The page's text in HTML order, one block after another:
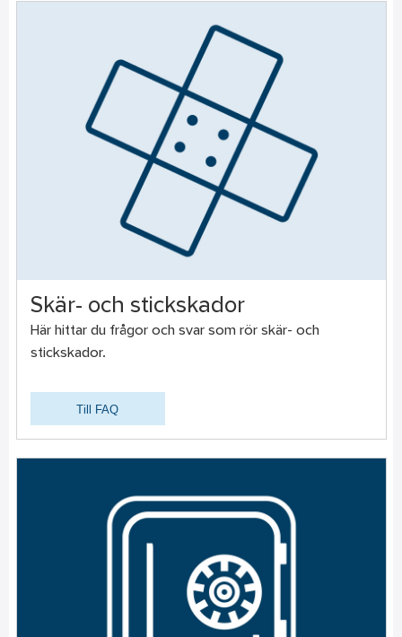
Skär- och stickskador
Här hittar du frågor och svar som rör skär- och
stickskador.
Till FAQ